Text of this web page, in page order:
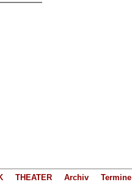
THEATER Archiv
Termine